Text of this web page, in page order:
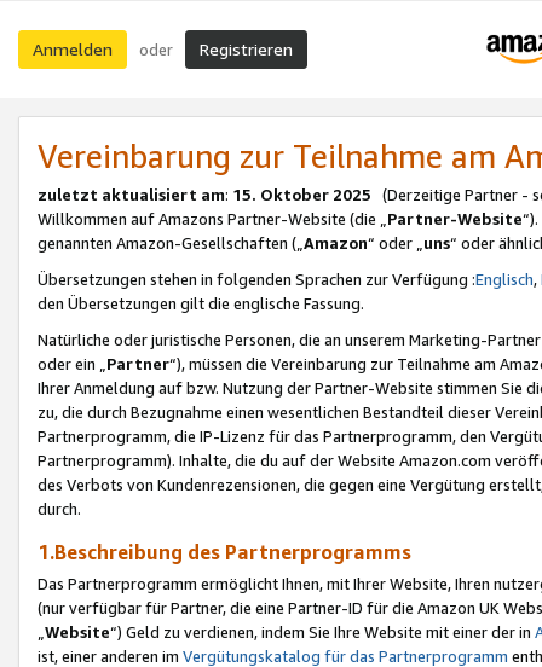
Anmelden oder Registrieren
Vereinbarung zur Teilnahme am
zuletzt aktualisiert am: 15. Oktober 2025 (Derzeitige Partner -
Willkommen auf Amazons Partner-Website (die „Partner-Website
genannten Amazon-Gesellschaften („Amazon“ oder „uns“ oder
Übersetzungen stehen in folgenden Sprachen zur Verfügung :Englisch,
den Übersetzungen gilt die englische Fassung.
Natürliche oder juristische Personen, die an unserem Marketing-
oder ein „Partner“), müssen die Vereinbarung zur Teilnahme am
Ihrer Anmeldung auf bzw. Nutzung der Partner-Website stimmen Sie
zu, die durch Bezugnahme einen wesentlichen Bestandteil dieser
Partnerprogramm, die IP-Lizenz für das Partnerprogramm, den
Partnerprogramm). Inhalte, die du auf der Website Amazon.com
des Verbots von Kundenrezensionen, die gegen eine Vergütung
durch.
1.Beschreibung des Partnerprogramms
Das Partnerprogramm ermöglicht Ihnen, mit Ihrer Website, Ihren
(nur verfügbar für Partner, die eine Partner-ID für die Amazon UK
Website“) Geld zu verdienen, indem Sie Ihre Website mit einer der in
ist, einer anderen im Vergütungskatalog für das Partnerprogramm